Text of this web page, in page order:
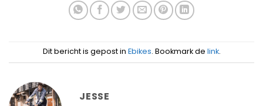
Dit bericht is gepost in Ebikes. Bookmark de link.
JESSE